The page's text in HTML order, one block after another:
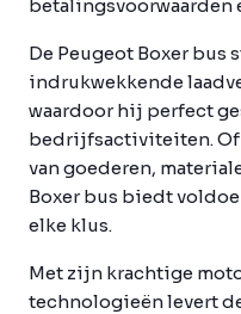
betalingsvoorwaarden
De Peugeot Boxer bus
indrukwekkende
waardoor hij perfect
bedrijfsactiviteiten. Of
van goederen,
Boxer bus biedt
elke klus.
Met zijn krachtige
technologieën levert